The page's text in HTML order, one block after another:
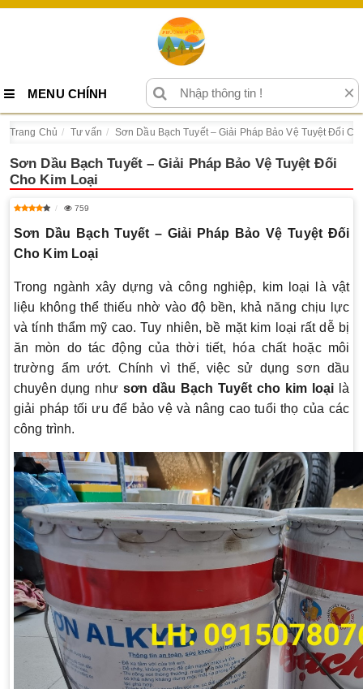
MENU CHÍNH ×
Trang Chủ Tư vấn Sơn Dầu Bạch Tuyết – Giải Pháp Bảo Vệ Tuyệt Đối
Sơn Dầu Bạch Tuyết – Giải Pháp Bảo Vệ Tuyệt Đối
Cho Kim Loại
759
Sơn Dầu Bạch Tuyết – Giải Pháp Bảo Vệ Tuyệt Đối
Cho Kim Loại
Trong ngành xây dựng và công nghiệp, kim loại là vật
liệu không thể thiếu nhờ vào độ bền, khả năng chịu lực
và tính thẩm mỹ cao. Tuy nhiên, bề mặt kim loại rất dễ bị
ăn mòn do tác động của thời tiết, hóa chất hoặc môi
trường ẩm ướt. Chính vì thế, việc sử dụng sơn dầu
chuyên dụng nhưsơn dầu Bạch Tuyết cho kim loại là
giải pháp tối ưu để bảo vệ và nâng cao tuổi thọ của các
công trình.